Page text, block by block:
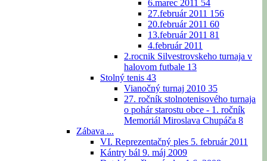
6.marec 2011 54
27.február 2011 156
20.február 2011 60
13.február 2011 81
4.február 2011
2.rocnik Silvestrovskeho turnaja v
halovom futbale 13
Stolný tenis 43
Vianočný turnaj 2010 35
27. ročník stolnotenisového turnaja
o pohár starostu obce - 1. ročník
Memoriál Miroslava Chupáča 8
Zábava ...
VI. Reprezentačný ples 5. február 2011
Kántry bál 9. máj 2009